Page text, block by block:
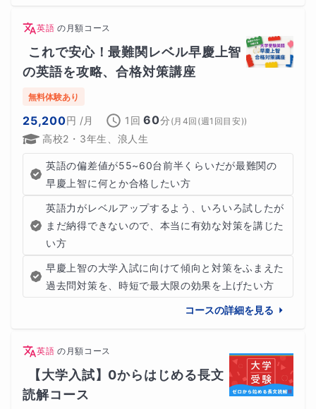
英語 の 月額コース
これで安心！最難関レベル早慶上智
の英語を攻略、合格対策講座
無料体験あり
25,200円 /月 1回 60分 (月4回(週1回目安))
高校2・3年生、浪人生
英語の偏差値が55~60台前半くらいだが最難関の
早慶上智に何とか合格したい方
英語力がレベルアップするよう、いろいろ試したが
まだ納得できないので、本当に有効な対策を講じた
い方
早慶上智の大学入試に向けて傾向と対策をふまえた
過去問対策を、時短で最大限の効果を上げたい方
コースの詳細を見る
英語 の 月額コース
【大学入試】0からはじめる長文
読解コース